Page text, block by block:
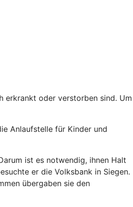
erkrankt oder verstorben sind. Um
Anlaufstelle für Kinder und
ist es notwendig, ihnen Halt
er die Volksbank in Siegen.
übergaben sie den